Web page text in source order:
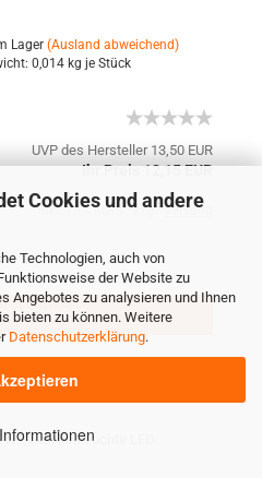
Cookies und andere
Technologien, auch von
der Website zu
Angebotes zu analysieren und Ihnen
bieten zu können. Weitere
Datenschutzerklärung.
Lager (Ausland abweichend)
0,014 kg je Stück
UVP des Hersteller 13,50 EUR
Ihr Preis 12,15 EUR
inkl. 19% MwSt. zzgl.Versand